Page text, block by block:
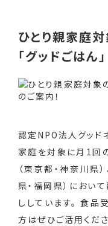
ひとり親家庭
「グッドごはん
認定NPO法人グッド
家庭を対象に月1回
（東京都・神奈川県
県・福岡県）におい
ししています。 食
方はぜひご活用くださ